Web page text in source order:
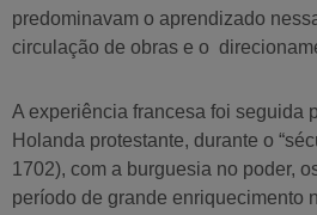
predominavam o aprendizado
circulação de obras e o
A experiência francesa foi seguida
Holanda protestante, durante o
1702), com a burguesia no poder,
período de grande enriquecimento